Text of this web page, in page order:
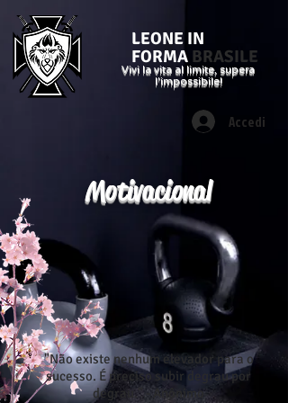
LEONE IN
FORMA BRASILE
Vivi la vita al limite, supera
l'impossibile!
Accedi
Motivacional
"Não existe nenhum elevador para o
sucesso. É preciso subir degrau por
degrau." - Anônimo